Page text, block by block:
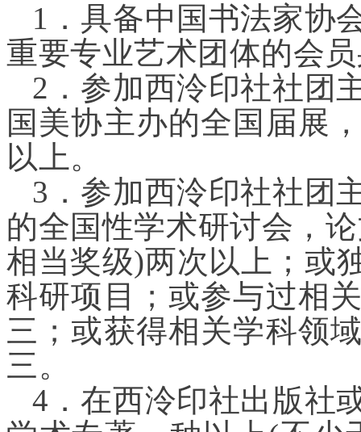
1．具备中国书法家协
重要专业艺术团体的会
2．参加西泠印社社团
国美协主办的全国届展
以上。
3．参加西泠印社社团
的全国性学术研讨会，
相当奖级)两次以上；或
科研项目；或参与过相
三；或获得相关学科领
三。
4．在西泠印社出版社